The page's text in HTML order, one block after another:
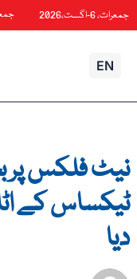
جمعرات، 6-اگست،2026 جمعرات 1448/
EN
نیٹ فلکس پر
ٹیکساس کے
دیا